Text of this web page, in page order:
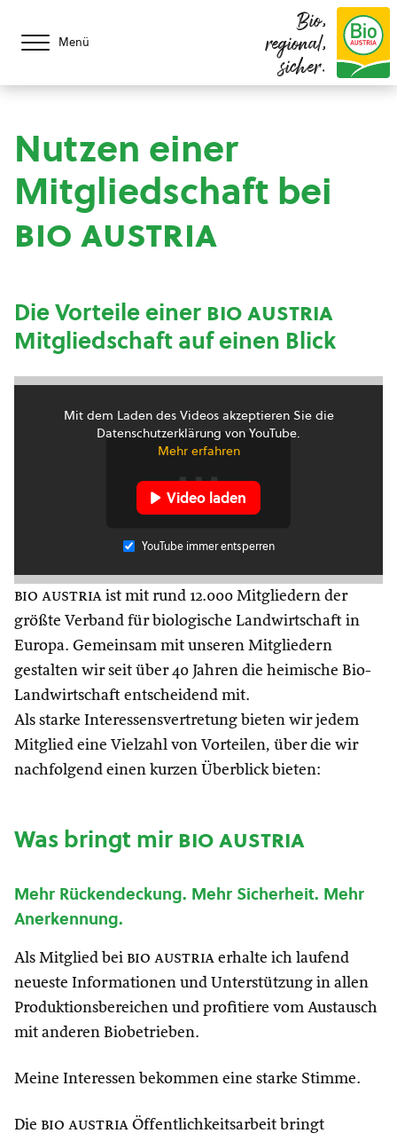
Menü
Bio,
regional,
sicher.
Nutzen einer
Mitgliedschaft bei
bio austria
Die Vorteile einerbio austria
Mitgliedschaft auf einen Blick
Mit dem Laden des Videos akzeptieren Sie die
Datenschutzerklärung von YouTube.
Mehr erfahren
Video laden
YouTube immer entsperren
bio austria ist mit rund 12.000 Mitgliedern der
größte Verband für biologische Landwirtschaft in
Europa. Gemeinsam mit unseren Mitgliedern
gestalten wir seit über 40 Jahren die heimische Bio-
Landwirtschaft entscheidend mit.
Als starke Interessensvertretung bieten wir jedem
Mitglied eine Vielzahl von Vorteilen, über die wir
nachfolgend einen kurzen Überblick bieten:
Was bringt mirbio austria
Mehr Rückendeckung. Mehr Sicherheit. Mehr
Anerkennung.
Als Mitglied bei bio austria erhalte ich laufend
neueste Informationen und Unterstützung in allen
Produktionsbereichen und profitiere vom Austausch
mit anderen Biobetrieben.
Meine Interessen bekommen eine starke Stimme.
Die bio austria Öffentlichkeitsarbeit bringt